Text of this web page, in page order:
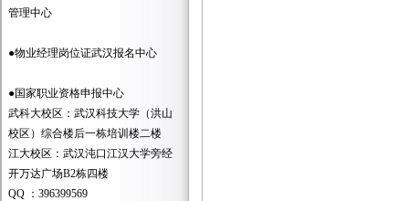
管理中心
●物业经理岗位证武汉报名中心
●国家职业资格申报中心
武科大校区：武汉科技大学（洪山
校区）综合楼后一栋培训楼二楼
江大校区：武汉沌口江汉大学旁经
开万达广场B2栋四楼
QQ ：396399569